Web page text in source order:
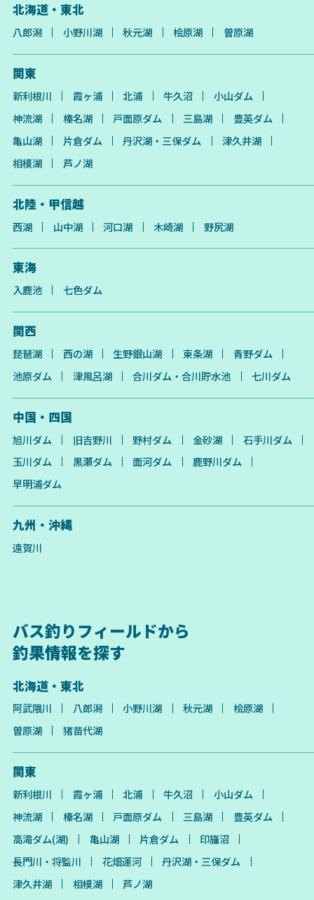
北海道・東北
八郎潟 小野川湖 秋元湖 桧原湖 曽原湖
関東
新利根川 霞ヶ浦 北浦 牛久沼
小山ダム
神流湖
榛名湖 戸面原ダム 三島湖
豊英ダム
亀山湖
片倉ダム 丹沢湖・三保ダム
津久井湖
相模湖
芦ノ湖
北陸・甲信越
西湖 山中湖 河口湖 木崎湖 野尻湖
東海
入鹿池 七色ダム
関西
琵琶湖 西の湖 生野銀山湖 東条湖
青野ダム
池原ダム
津風呂湖 合川ダム・合川貯水池 七川ダム
中国・四国
旭川ダム 旧吉野川 野村ダム 金砂湖
石手川ダム
玉川ダム
黒瀬ダム 面河ダム
鹿野川ダム
早明浦ダム
九州・沖縄
遠賀川
バス釣りフィールドから
釣果情報を探す
北海道・東北
阿武隈川 八郎潟 小野川湖 秋元湖
桧原湖
曽原湖
猪苗代湖
関東
新利根川 霞ヶ浦 北浦 牛久沼
小山ダム
神流湖
榛名湖 戸面原ダム 三島湖
豊英ダム
高滝ダム(湖)
亀山湖 片倉ダム
印旛沼
長門川・将監川
花畑運河
丹沢湖・三保ダム
津久井湖
相模湖 芦ノ湖